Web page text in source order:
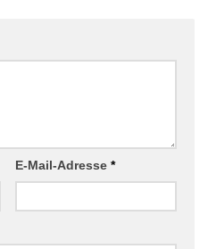
E-Mail-Adresse *